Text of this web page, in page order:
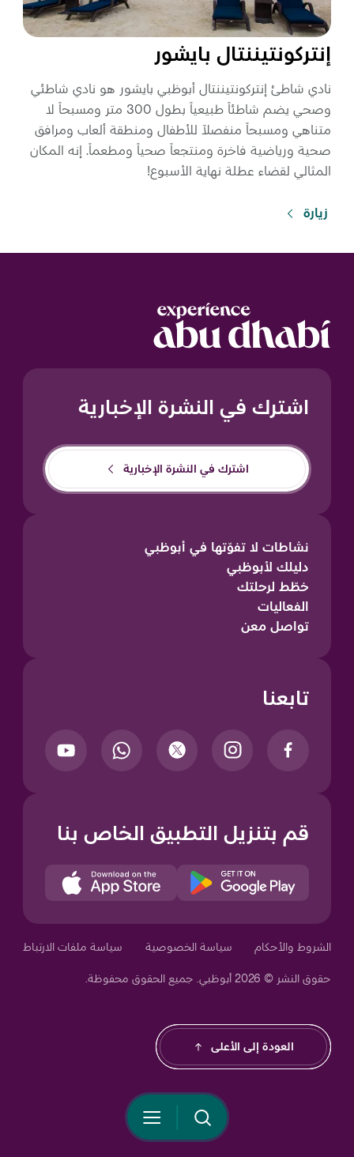
إنتركونتيننتال بايشور
نادي شاطئ إنتركونتيننتال أبوظبي بايشور هو نادي شاطئي
وصحي يضم شاطئاً طبيعياً بطول 300 متر ومسبحاً لا
متناهي ومسبحاً منفصلاً للأطفال ومنطقة ألعاب ومرافق
صحية ورياضية فاخرة ومنتجعاً صحياً ومطعماً. إنه المكان
المثالي لقضاء عطلة نهاية الأسبوع!
زيارة
اشترك في النشرة الإخبارية
اشترك في النشرة الإخبارية
نشاطات لا تفوّتها في أبوظبي
دليلك لأبوظبي
خطّط لرحلتك
الفعاليات
تواصل معن
تابعنا
قم بتنزيل التطبيق الخاص بنا
الشروط والأحكام سياسة الخصوصية سياسة ملفات الارتباط
حقوق النشر © 2026 أبوظبي. جميع الحقوق محفوظة.
العودة إلى الأعلى
Your Privacy Choices